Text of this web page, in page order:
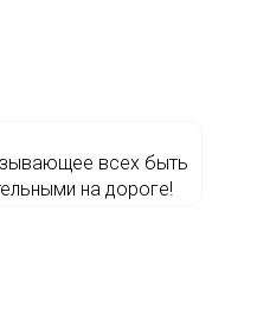
всех быть
на дороге!